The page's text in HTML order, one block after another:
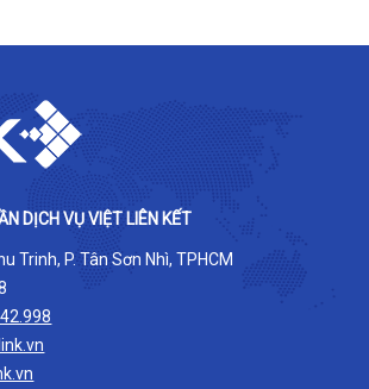
DỊCH VỤ VIỆT LIÊN KẾT
Trinh, P. Tân Sơn Nhì, TPHCM